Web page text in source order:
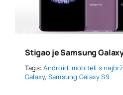
Stigao je Samsung
Tags:Android, mobiteli s
Galaxy, Samsung Galaxy S9